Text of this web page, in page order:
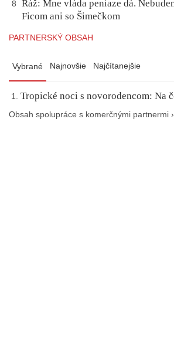
8
Ráž: Mne vláda peniaze dá.
Ficom ani so Šimečkom
PARTNERSKÝ OBSAH
Vybrané Najnovšie Najčítanejšie
Tropické noci s novorodencom: Na
Obsah spolupráce s komerčnými partnermi ›